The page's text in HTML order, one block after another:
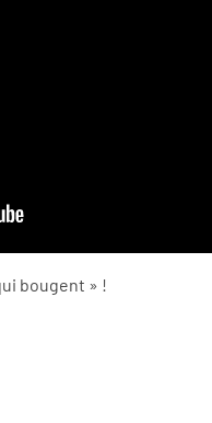
bougent » !